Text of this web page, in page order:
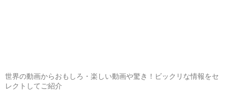
世界の動画からおもしろ・楽しい動画や驚き！ビックリな情報をセ
レクトしてご紹介